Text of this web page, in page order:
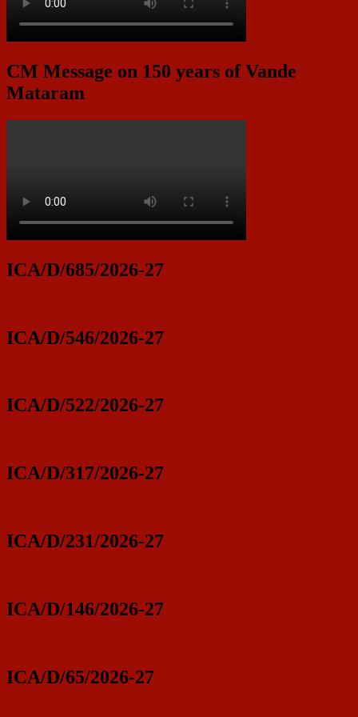
CM Message on 150 years of Vande
Mataram
ICA/D/685/2026-27
ICA/D/546/2026-27
ICA/D/522/2026-27
ICA/D/317/2026-27
ICA/D/231/2026-27
ICA/D/146/2026-27
ICA/D/65/2026-27